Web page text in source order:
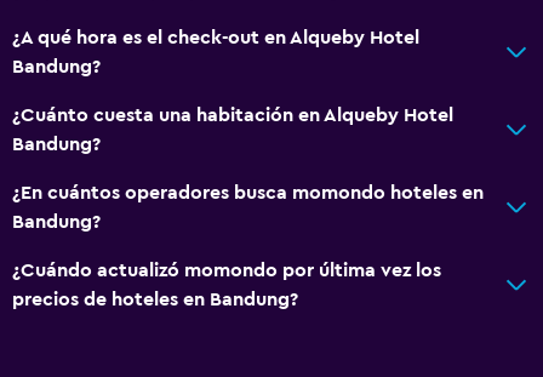
Nevera
General
Pantuflas
Sofá
Zona de trabajo
Escritorio
¿A qué hora es el check-out en Alqueby Hotel
Bandung?
¿Cuánto cuesta una habitación en Alqueby Hotel
Bandung?
¿En cuántos operadores busca momondo hoteles en
Bandung?
¿Cuándo actualizó momondo por última vez los
precios de hoteles en Bandung?